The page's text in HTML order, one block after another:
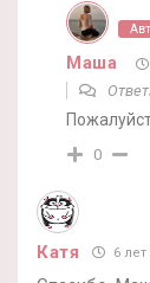
Маша
0
Катя 6